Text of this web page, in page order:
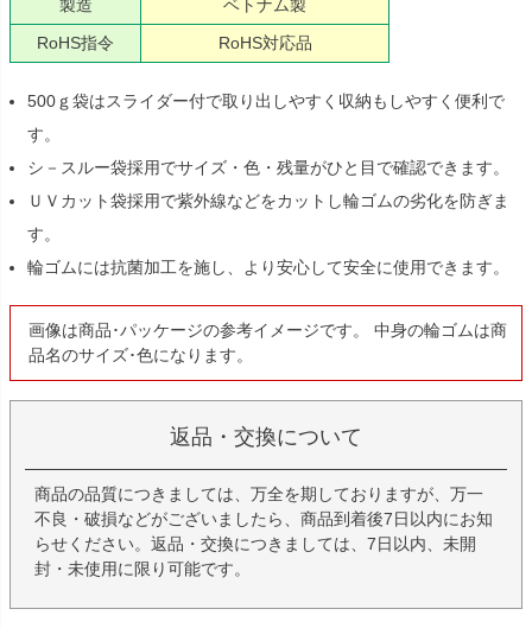
製造
ベトナム製
RoHS指令
RoHS対応品
500ｇ袋はスライダー付で取り出しやすく収納もしやすく便利で
す。
シ－スルー袋採用でサイズ・色・残量がひと目で確認できます。
ＵＶカット袋採用で紫外線などをカットし輪ゴムの劣化を防ぎま
す。
輪ゴムには抗菌加工を施し、より安心して安全に使用できます。
画像は商品･パッケージの参考イメージです。 中身の輪ゴムは商
品名のサイズ･色になります。
返品・交換について
商品の品質につきましては、万全を期しておりますが、万一
不良・破損などがございましたら、商品到着後7日以内にお知
らせください。返品・交換につきましては、7日以内、未開
封・未使用に限り可能です。